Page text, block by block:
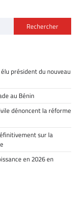
Rechercher
président du nouveau
au Bénin
dénoncent la réforme
sur la
en 2026 en